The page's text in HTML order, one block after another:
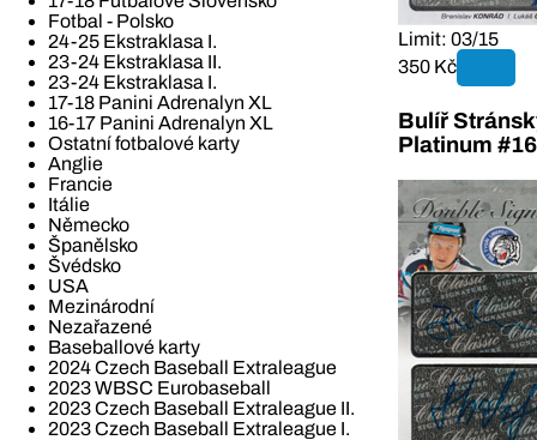
Fotbal - Polsko
24-25 Ekstraklasa I.
23-24 Ekstraklasa II.
23-24 Ekstraklasa I.
17-18 Panini Adrenalyn XL
16-17 Panini Adrenalyn XL
Ostatní fotbalové karty
Anglie
Francie
Itálie
Německo
Španělsko
Švédsko
USA
Mezinárodní
Nezařazené
Baseballové karty
2024 Czech Baseball Extraleague
2023 WBSC Eurobaseball
2023 Czech Baseball Extraleague II.
2023 Czech Baseball Extraleague I.
Limit: 03/15
350 Kč
Bulíř
Platinum #16